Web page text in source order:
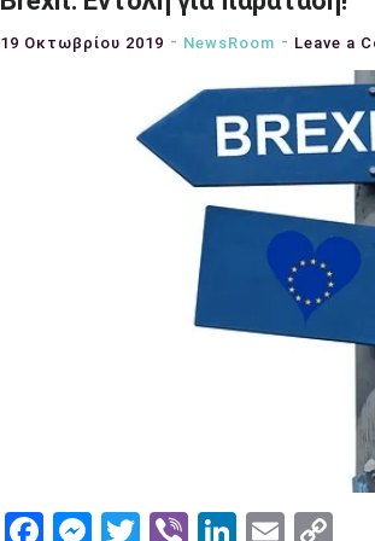
19 Οκτωβρίου 2019 NewsRoom Leave a
Facebook
Messenger
Twitter
ViberLinkedIn
Email